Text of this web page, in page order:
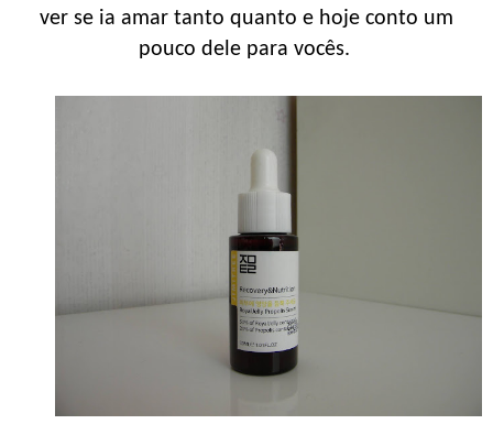
ver se ia amar tanto quanto e hoje conto um
pouco dele para vocês.